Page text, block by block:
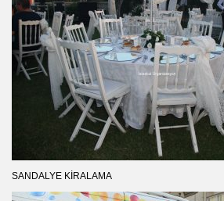
SANDALYE KIRALAMA